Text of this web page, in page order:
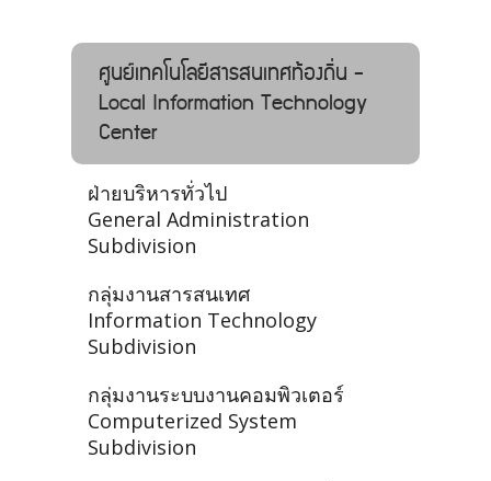
ศูนย์เทคโนโลยีสารสนเทศท้องถิ่น -
Local Information Technology
Center
ฝ่ายบริหารทั่วไป
General Administration
Subdivision
กลุ่มงานสารสนเทศ
Information Technology
Subdivision
กลุ่มงานระบบงานคอมพิวเตอร์
Computerized System
Subdivision